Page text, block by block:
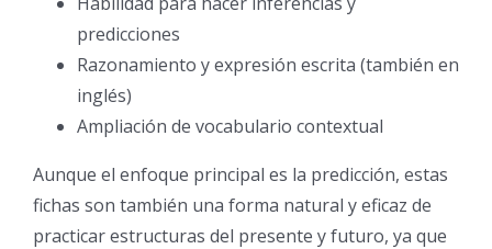
predicciones
Razonamiento y expresión escrita (también en
inglés)
Ampliación de vocabulario contextual
Aunque el enfoque principal es la predicción, estas
fichas son también una forma natural y eficaz de
practicar estructuras del presente y futuro, ya que